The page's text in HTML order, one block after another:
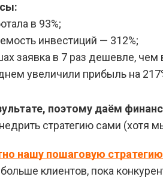
в 93%;
инвестиций — 312%;
заявка в 7 раз дешевле, чем
увеличили прибыль на
поэтому даём
стратегию сами (хотя
нашу пошаговую стратегию
больше клиентов, пока